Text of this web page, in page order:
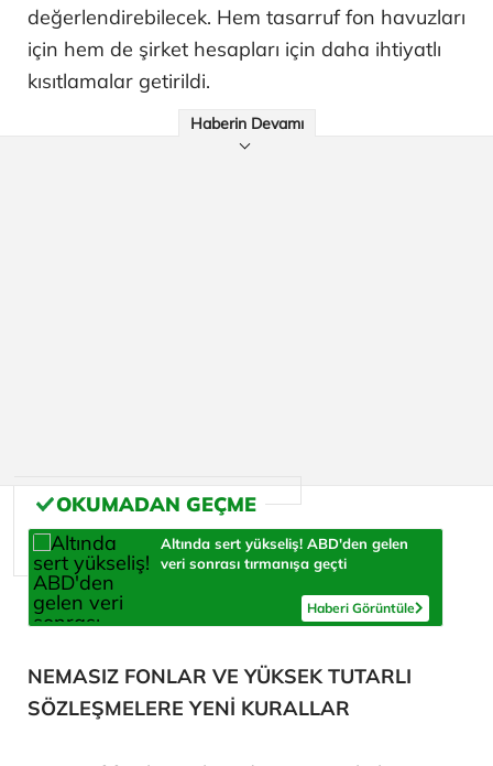
değerlendirebilecek. Hem tasarruf fon havuzları
için hem de şirket hesapları için daha ihtiyatlı
kısıtlamalar getirildi.
Haberin Devamı
Altında sert yükseliş! ABD'den gelen
veri sonrası tırmanışa geçti
Haberi Görüntüle
NEMASIZ FONLAR VE YÜKSEK TUTARLI
SÖZLEŞMELERE YENİ KURALLAR